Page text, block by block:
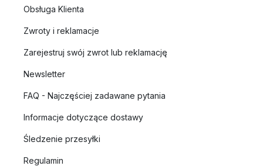
Obsługa Klienta
Zwroty i reklamacje
Zarejestruj swój zwrot lub reklamację
Newsletter
FAQ - Najczęściej zadawane pytania
Informacje dotyczące dostawy
Śledzenie przesyłki
Regulamin